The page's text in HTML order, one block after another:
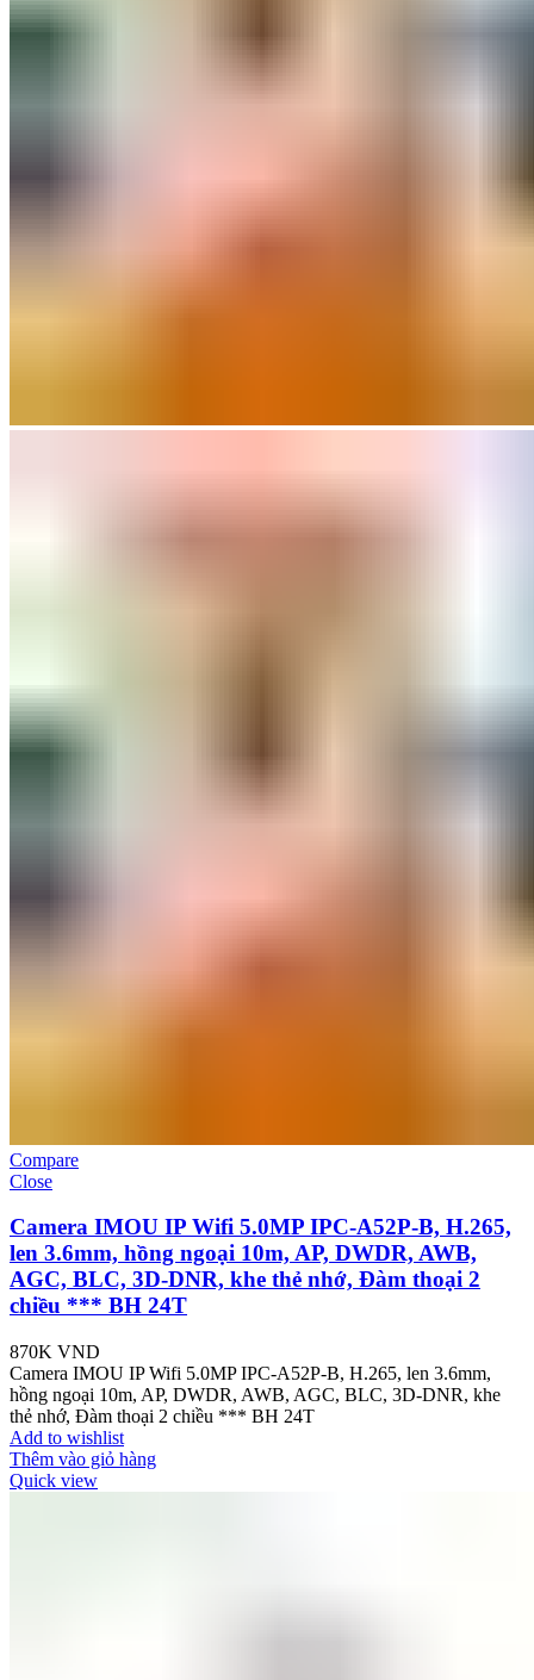
Compare
Close
Camera IMOU IP Wifi 5.0MP IPC-A52P-B, H.265,
len 3.6mm, hồng ngoại 10m, AP, DWDR, AWB,
AGC, BLC, 3D-DNR, khe thẻ nhớ, Đàm thoại 2
chiều *** BH 24T
870K VND
Camera IMOU IP Wifi 5.0MP IPC-A52P-B, H.265, len 3.6mm,
hồng ngoại 10m, AP, DWDR, AWB, AGC, BLC, 3D-DNR, khe
thẻ nhớ, Đàm thoại 2 chiều *** BH 24T
Add to wishlist
Thêm vào giỏ hàng
Quick view